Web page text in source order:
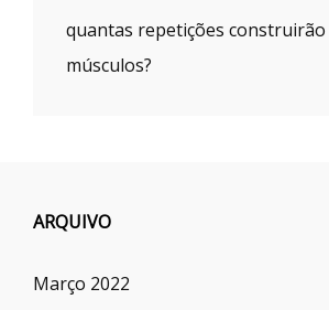
quantas repetições construirão
músculos?
ARQUIVO
Março 2022